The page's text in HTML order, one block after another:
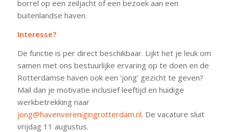
borrel op een zeiljacht of een bezoek aan een
buitenlandse haven.
Interesse?
De functie is per direct beschikbaar. Lijkt het je leuk om
samen met ons bestuurlijke ervaring op te doen en de
Rotterdamse haven ook een ‘jong’ gezicht te geven?
Mail dan je motivatie inclusief leeftijd en huidige
werkbetrekking naar
jong@havenverenigingrotterdam.nl. De vacature sluit
vrijdag 11 augustus.